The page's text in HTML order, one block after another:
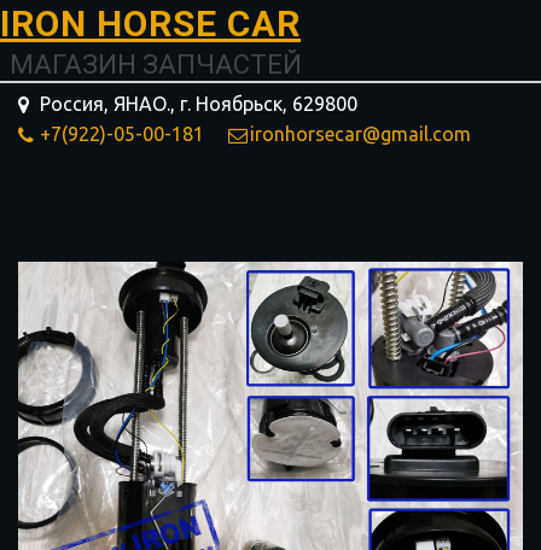
I­­RON HORSE ­­­­­­CAR
МАГАЗИН ЗАПЧАСТЕЙ
Россия, ЯНАО., г. Ноябрьск, 629800
+7(922)-05-00-181
ironhorsecar@gmail.com